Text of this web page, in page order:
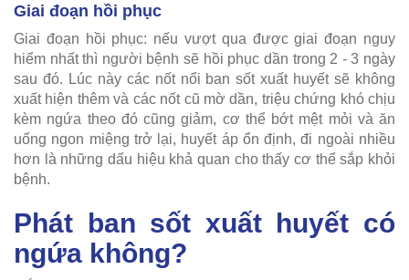
Giai đoạn hồi phục
Giai đoạn hồi phục: nếu vượt qua được giai đoạn nguy
hiểm nhất thì người bệnh sẽ hồi phục dần trong 2 - 3 ngày
sau đó. Lúc này các nốt nổi ban sốt xuất huyết sẽ không
xuất hiện thêm và các nốt cũ mờ dần, triệu chứng khó chịu
kèm ngứa theo đó cũng giảm, cơ thể bớt mệt mỏi và ăn
uống ngon miệng trở lại, huyết áp ổn định, đi ngoài nhiều
hơn là những dấu hiệu khả quan cho thấy cơ thể sắp khỏi
bệnh.
Phát ban sốt xuất huyết có
ngứa không?